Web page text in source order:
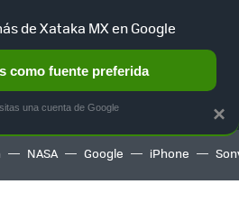
HOME AUTO TERRITORIO
NASA Google iPhone
×
de Xataka MX en Google
como fuente preferida
una cuenta de Google